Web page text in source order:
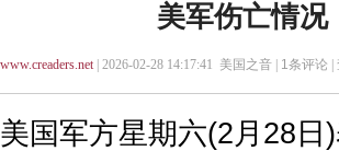
美军伤亡情况
www.creaders.net| 2026-02-28 14:17:41 美国之音 | 1条评论 |
美国军方星期六(2月28日